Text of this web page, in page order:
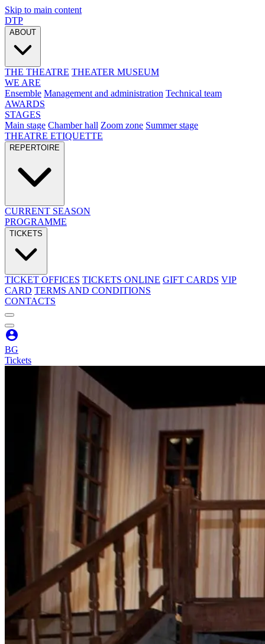
Skip to main content
DTP
ABOUT
THE THEATRE THEATER MUSEUM
WE ARE
Ensemble Management and administration Technical team
AWARDS
STAGES
Main stage Chamber hall Zoom zone Summer stage
THEATRE ETIQUETTE
REPERTOIRE
CURRENT SEASON
PROGRAMME
TICKETS
TICKET OFFICES TICKETS ONLINE GIFT CARDS VIP
CARD TERMS AND CONDITIONS
CONTACTS
BG
Tickets